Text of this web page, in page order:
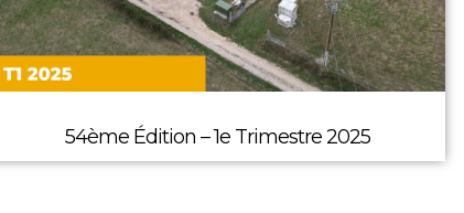
54ème Édition – 1e Trimestre 2025